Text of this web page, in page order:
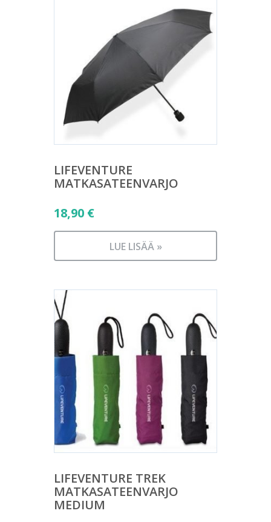
LIFEVENTURE
MATKASATEENVARJO
18,90 €
LUE LISÄÄ »
LIFEVENTURE TREK
MATKASATEENVARJO
MEDIUM